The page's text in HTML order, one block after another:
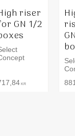
riser
GN 1/2
KR